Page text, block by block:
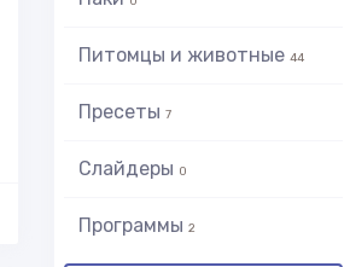
Питомцы и животные 44
Пресеты 7
Слайдеры 0
Программы 2